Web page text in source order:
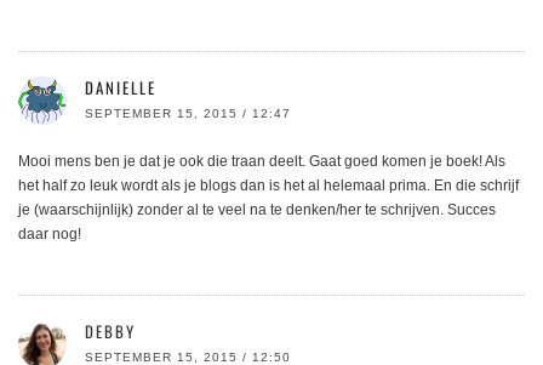
DANIELLE
SEPTEMBER 15, 2015 / 12:47
Mooi mens ben je dat je ook die traan deelt. Gaat goed komen je boek! Als
het half zo leuk wordt als je blogs dan is het al helemaal prima. En die schrijf
je (waarschijnlijk) zonder al te veel na te denken/her te schrijven. Succes
daar nog!
DEBBY
SEPTEMBER 15, 2015 / 12:50